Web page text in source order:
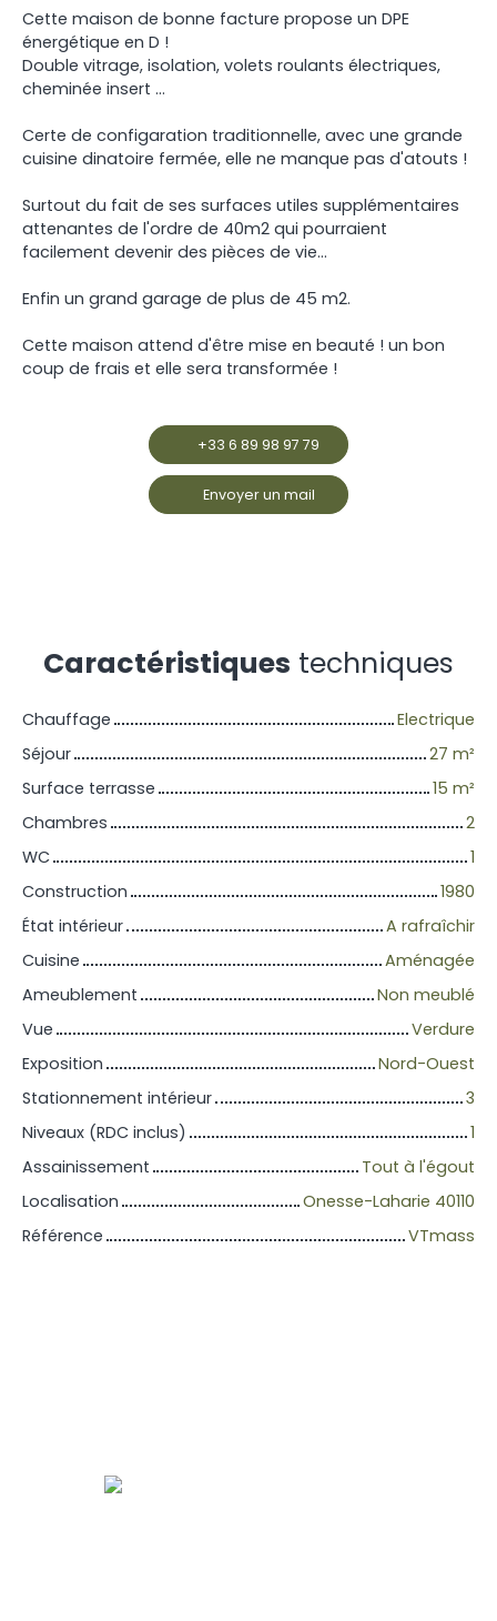
Cette maison de bonne facture propose un DPE
énergétique en D !
Double vitrage, isolation, volets roulants électriques,
cheminée insert ...
Certe de configaration traditionnelle, avec une grande
cuisine dinatoire fermée, elle ne manque pas d'atouts !
Surtout du fait de ses surfaces utiles supplémentaires
attenantes de l'ordre de 40m2 qui pourraient
facilement devenir des pièces de vie...
Enfin un grand garage de plus de 45 m2.
Cette maison attend d'être mise en beauté ! un bon
coup de frais et elle sera transformée !
+33 6 89 98 97 79
Envoyer un mail
Caractéristiques techniques
Chauffage
Electrique
Séjour
27 m²
Surface terrasse
15 m²
Chambres
2
WC
1
Construction
1980
État intérieur
A rafraîchir
Cuisine
Aménagée
Ameublement
Non meublé
Vue
Verdure
Exposition
Nord-Ouest
Stationnement intérieur
3
Niveaux (RDC inclus)
1
Assainissement
Tout à l'égout
Localisation
Onesse-Laharie 40110
Référence
VTmass